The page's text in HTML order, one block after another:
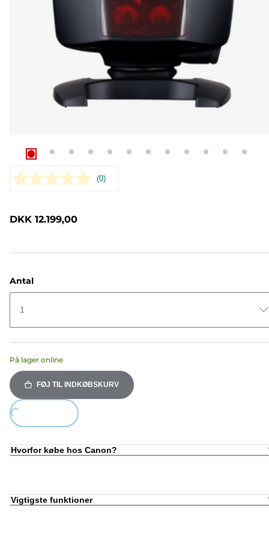
Ingen
(0)
DKK 12.199,00
Antal
1
På lager online
FØJ TIL INDKØBSKURV
Loading...
Hvorfor købe hos Canon?
Vigtigste funktioner